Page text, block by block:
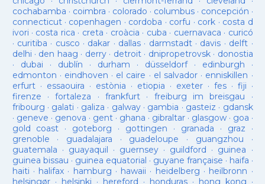
cochabamba · coimbra · colorado · columbus· concepción ·
connecticut· copenhagen · cordoba · corfu · cork · costa d
ivori · costa rica · creta · croàcia · cuba · cuernavaca · curicó
· curitiba · cusco · dakar · dallas · darmstadt· davis · delft ·
delhi · den haag · derry· detroit· dnipropetrovsk· donostia
· dubai · dublín · durham · düsseldorf· edinburgh ·
edmonton · eindhoven · el caire · el salvador · enniskillen ·
erfurt· essaouira · estònia · etiopia · exeter· fes· fiji ·
firenze ·fortaleza · frankfurt· freiburg im breisgau ·
fribourg · galati · galiza · galway· gambia · gasteiz · gdansk
· geneve · genova · gent· ghana · gibraltar· glasgow· goa ·
gold coast · goteborg · gottingen · granada · graz ·
grenoble · guadalajara · guadeloupe · guangzhou ·
guatemala · guayaquil · guernsey· guildford · guinea ·
guinea bissau · guinea equatorial · guyane française · haifa ·
haiti · halifax · hamburg · hawaii · heidelberg · heilbronn ·
helsingør· helsinki · hereford · honduras· hong kong ·